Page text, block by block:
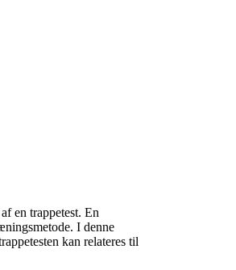
en trappetest. En
I denne
kan relateres til